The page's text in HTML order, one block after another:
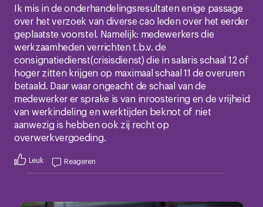
Ik mis in de onderhandelingsresultaten enige passage
over het verzoek van diverse cao leden over het eerder
geplaatste voorstel. Namelijk: medewerkers die
werkzaamheden verrichten t.b.v. de
consignatiedienst(crisisdienst) die in salaris schaal 12 of
hoger zitten krijgen op maximaal schaal 11 de overuren
betaald. Daar waar ongeacht de schaal van de
medewerker er sprake is van inroostering en de vrijheid
van werkindeling en werktijden beknot of niet
aanwezig is hebben ook zij recht op
overwerkvergoeding.
Leuk Reageren